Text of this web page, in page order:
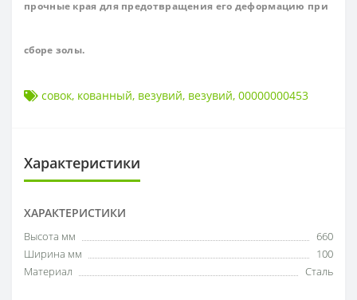
прочные края для предотвращения его деформацию при
сборе золы.
совок, кованный, везувий, везувий, 00000000453
Характеристики
ХАРАКТЕРИСТИКИ
Высота мм
660
Ширина мм
100
Материал
Сталь